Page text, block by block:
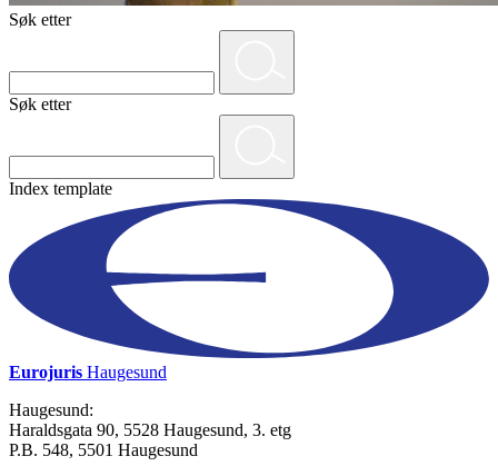
Søk etter
Søk etter
Index template
Eurojuris Haugesund
Haugesund:
Haraldsgata 90, 5528 Haugesund, 3. etg
P.B. 548, 5501 Haugesund